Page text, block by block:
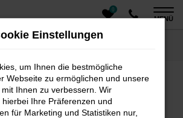
0
MENÜ
Error
Einstellungen
um Ihnen die bestmögliche
Webseite zu ermöglichen und unsere
Ihnen zu verbessern. Wir
Ihre Präferenzen und
für Marketing und Statistiken nur,